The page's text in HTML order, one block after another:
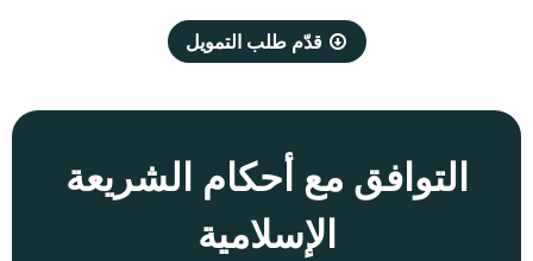
قدّم طلب التمويل
التوافق مع أحكام الشريعة
الإسلامية